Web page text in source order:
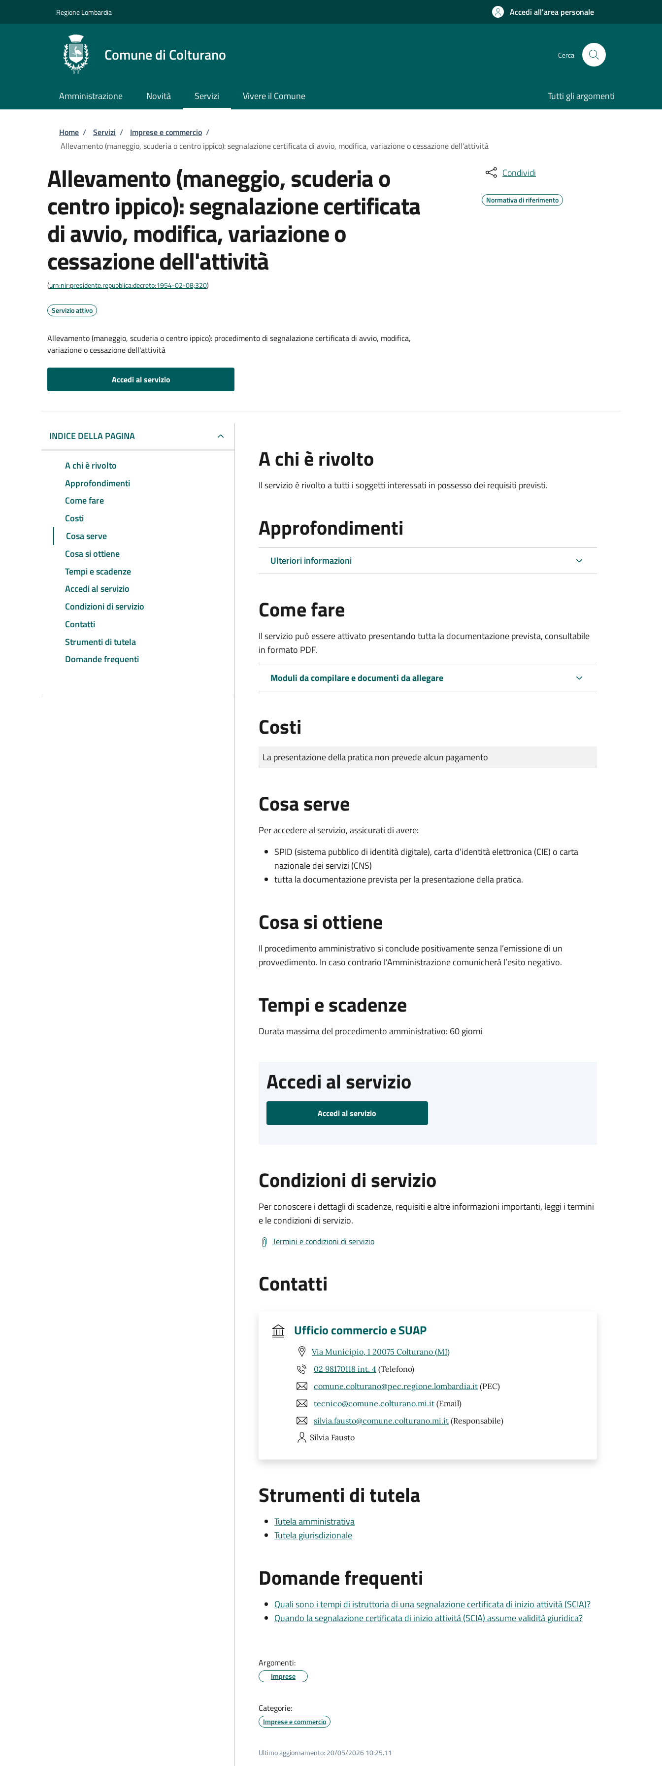
Regione Lombardia Accedi all'area personale
Comune di Colturano Cerca
Amministrazione Novità Servizi Vivere il Comune Tutti gli argomenti
Briciole di pane
Home / Servizi / Imprese e commercio /
Allevamento (maneggio, scuderia o centro ippico): segnalazione certificata di avvio, modifica, variazione o cessazione dell'attività
Allevamento (maneggio, scuderia o
centro ippico): segnalazione certificata
di avvio, modifica, variazione o
cessazione dell'attività
(urn:nir:presidente.repubblica:decreto:1954-02-08;320)
Servizio attivo
Allevamento (maneggio, scuderia o centro ippico): procedimento di segnalazione certificata di avvio, modifica,
variazione o cessazione dell'attività
Accedi al servizio
Condividi
Normativa di riferimento
INDICE DELLA PAGINA
A chi è rivolto
Approfondimenti
Come fare
Costi
Cosa serve
Cosa si ottiene
Tempi e scadenze
Accedi al servizio
Condizioni di servizio
Contatti
Strumenti di tutela
Domande frequenti
A chi è rivolto
Il servizio è rivolto a tutti i soggetti interessati in possesso dei requisiti previsti.
Approfondimenti
Ulteriori informazioni
Come fare
Il servizio può essere attivato presentando tutta la documentazione prevista, consultabile
in formato PDF.
Moduli da compilare e documenti da allegare
Costi
Tipo di pagamento
Importo
La presentazione della pratica non prevede alcun pagamento
Cosa serve
Per accedere al servizio, assicurati di avere:
SPID (sistema pubblico di identità digitale), carta d’identità elettronica (CIE) o carta
nazionale dei servizi (CNS)
tutta la documentazione prevista per la presentazione della pratica.
Cosa si ottiene
Il procedimento amministrativo si conclude positivamente senza l’emissione di un
provvedimento. In caso contrario l’Amministrazione comunicherà l’esito negativo.
Tempi e scadenze
Durata massima del procedimento amministrativo: 60 giorni
Accedi al servizio
Accedi al servizio
Condizioni di servizio
Per conoscere i dettagli di scadenze, requisiti e altre informazioni importanti, leggi i termini
e le condizioni di servizio.
Termini e condizioni di servizio
Contatti
Ufficio commercio e SUAP
Via Municipio, 1 20075 Colturano (MI)
02 98170118 int. 4 (Telefono)
comune.colturano@pec.regione.lombardia.it (PEC)
tecnico@comune.colturano.mi.it (Email)
silvia.fausto@comune.colturano.mi.it (Responsabile)
Silvia Fausto
Strumenti di tutela
Tutela amministrativa
Tutela giurisdizionale
Domande frequenti
Quali sono i tempi di istruttoria di una segnalazione certificata di inizio attività (SCIA)?
Quando la segnalazione certificata di inizio attività (SCIA) assume validità giuridica?
Argomenti:
Imprese
Categorie:
Imprese e commercio
Ultimo aggiornamento: 20/05/2026 10:25.11